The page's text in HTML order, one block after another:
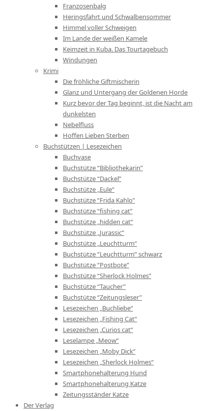
Franzosenbalg
Heringsfahrt und Schwalbensommer
Himmel voller Schweigen
Im Lande der weißen Kamele
Keimzeit in Kuba. Das Tourtagebuch
Windungen
Krimi
Die fröhliche Giftmischerin
Glanz und Untergang der Goldenen Horde
Kurz bevor der Tag beginnt, ist die Nacht am
dunkelsten
Nebelfluss
Hoffen Lieben Sterben
Buchstützen | Lesezeichen
Buchvase
Buchstütze “Bibliothekarin”
Buchstütze “Dackel”
Buchstütze „Eule“
Buchstütze “Frida Kahlo”
Buchstütze “fishing cat”
Buchstütze „hidden cat“
Buchstütze „Jurassic“
Buchstütze „Leuchtturm“
Buchstütze “Leuchtturm” schwarz
Buchstütze “Postbote”
Buchstütze “Sherlock Holmes”
Buchstütze “Taucher”
Buchstütze “Zeitungsleser”
Lesezeichen „Buchliebe“
Lesezeichen „Fishing Cat“
Lesezeichen „Curios cat“
Leselampe „Meow“
Lesezeichen „Moby Dick“
Lesezeichen „Sherlock Holmes“
Smartphonehalterung Hund
Smartphonehalterung Katze
Zeitungsständer Katze
Der Verlag